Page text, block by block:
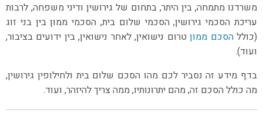
משרדנו מתמחה, בין היתר, בתחום של גירושין ודיני משפחה, לרבות
עריכת הסכמי גירושין, הסכמי שלום בית, הסכמי ממון בין בני זוג
(כוללהסכם ממוןטרום נישואין, לאחר נישואין, בין ידועים בציבור,
ועוד).
בדף מידע זה נסביר לכם מהו הסכם שלום בית ולחילופין גירושין,
מה כולל הסכם זה, מהם יתרונותיו, ממה צריך להיזהר, ועוד.